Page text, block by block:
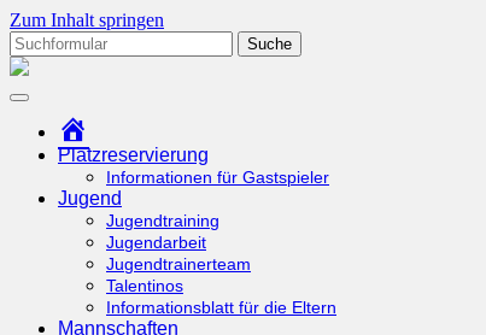
Zum Inhalt springen
Suchen
nach:tcottenhoefen.de
Platzreservierung
Informationen für Gastspieler
Jugend
Jugendtraining
Jugendarbeit
Jugendtrainerteam
Talentinos
Informationsblatt für die Eltern
Mannschaften